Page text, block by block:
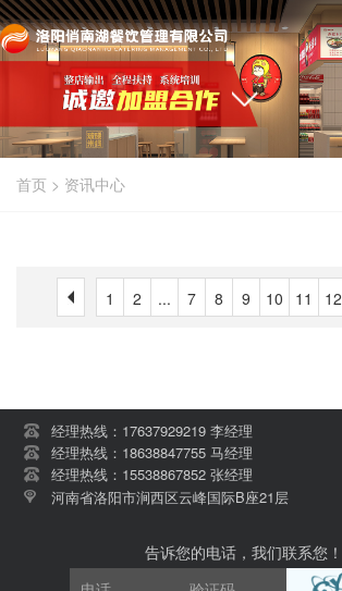
首页 > 资讯中心
1 2 ... 7 8 9 10 11 12
经理热线：17637929219 李经理
经理热线：18638847755 马经理
经理热线：15538867852 张经理
河南省洛阳市涧西区云峰国际B座21层
告诉您的电话，我们联系您！